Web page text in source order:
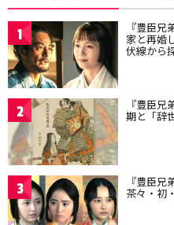
1 『豊臣
家と再婚
伏線から
2 『豊臣
期と「辞
3 『豊臣兄
茶々・初